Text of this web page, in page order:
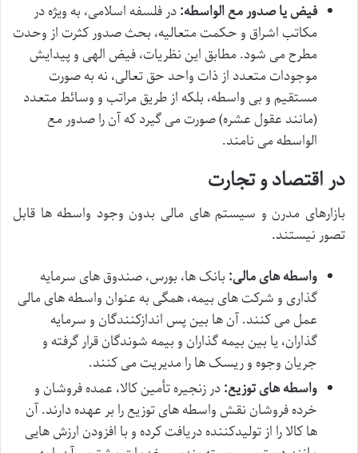
فیض یا صدور مع الواسطه:در فلسفه اسلامی، به ویژه در
مکاتب اشراق و حکمت متعالیه، بحث صدور کثرت از وحدت
مطرح می شود. مطابق این نظریات، فیض الهی و پیدایش
موجودات متعدد از ذات واحد حق تعالی، نه به صورت
مستقیم و بی واسطه، بلکه از طریق مراتب و وسائط متعدد
(مانند عقول عشره) صورت می گیرد که آن را صدور مع
الواسطه می نامند.
در اقتصاد و تجارت
بازارهای مدرن و سیستم های مالی بدون وجود واسطه ها قابل
تصور نیستند.
واسطه های مالی: بانک ها، بورس، صندوق های سرمایه
گذاری و شرکت های بیمه، همگی به عنوان واسطه های مالی
عمل می کنند. آن ها بین پس اندازکنندگان و سرمایه
گذاران، یا بین بیمه گذاران و بیمه شوندگان قرار گرفته و
جریان وجوه و ریسک ها را مدیریت می کنند.
واسطه های توزیع:در زنجیره تأمین کالا، عمده فروشان و
خرده فروشان نقش واسطه های توزیع را بر عهده دارند. آن
ها کالا را از تولیدکننده دریافت کرده و با افزودن ارزش هایی